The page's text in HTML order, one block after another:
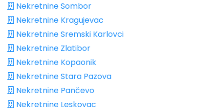
Nekretnine Sombor
Nekretnine Kragujevac
Nekretnine Sremski Karlovci
Nekretnine Zlatibor
Nekretnine Kopaonik
Nekretnine Stara Pazova
Nekretnine Pančevo
Nekretnine Leskovac